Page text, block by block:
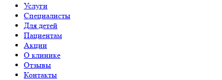
Услуги
Специалисты
Для детей
Пациентам
Акции
О клинике
Отзывы
Контакты